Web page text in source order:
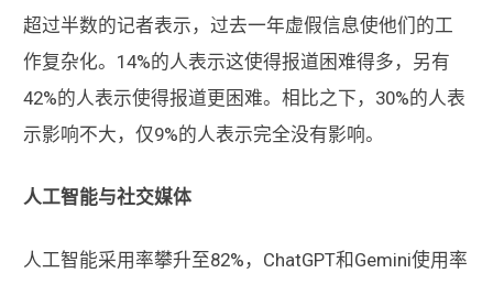
超过半数的记者表示，过去一年虚假信息使他们的工
作复杂化。14%的人表示这使得报道困难得多，另有
42%的人表示使得报道更困难。相比之下，30%的人表
示影响不大，仅9%的人表示完全没有影响。
人工智能与社交媒体
人工智能采用率攀升至82%，ChatGPT和Gemini使用率